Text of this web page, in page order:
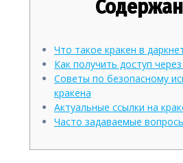
Что такое кракен в
Как получить доступ
Советы по безопасному
кракена
Актуальные ссылки на
Часто задаваемые